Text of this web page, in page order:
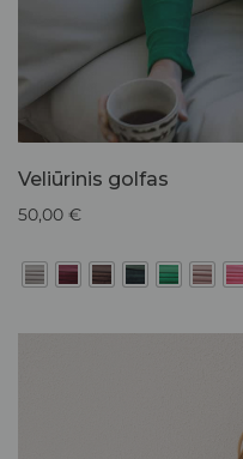
Veliūrinis golfas
50,00 €